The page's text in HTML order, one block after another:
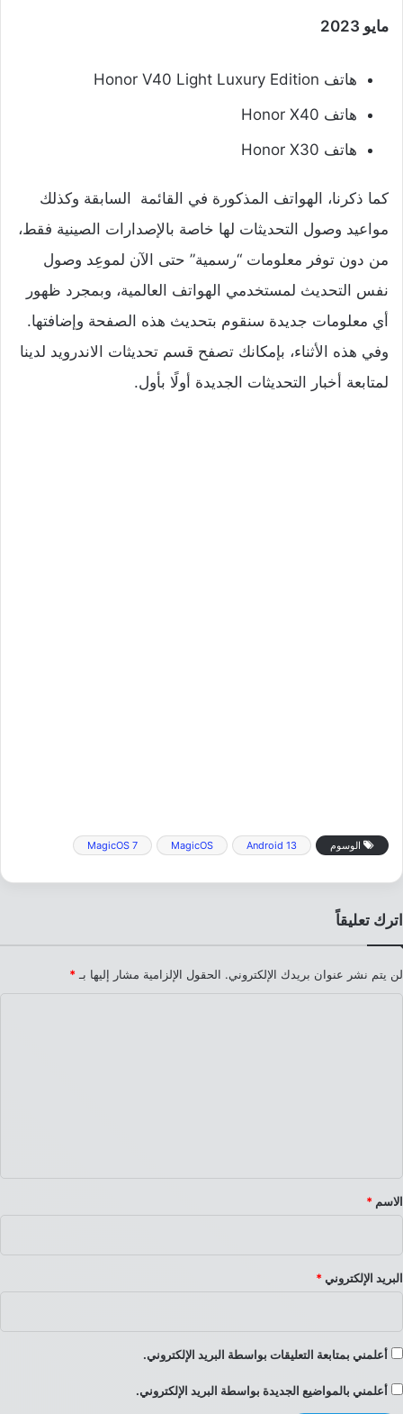
مايو 2023
هاتف Honor V40 Light Luxury Edition
هاتف Honor X40
هاتف Honor X30
كما ذكرنا، الهواتف المذكورة في القائمة السابقة وكذلك
مواعيد وصول التحديثات لها خاصة بالإصدارات الصينية فقط،
من دون توفر معلومات “رسمية” حتى الآن لموعِد وصول
نفس التحديث لمستخدمي الهواتف العالمية، وبمجرد ظهور
أي معلومات جديدة سنقوم بتحديث هذه الصفحة وإضافتها.
وفي هذه الأثناء، بإمكانك تصفح قسم تحديثات الاندرويد لدينا
لمتابعة أخبار التحديثات الجديدة أولًا بأول.
الوسوم Android 13
MagicOS
MagicOS 7
اترك تعليقاً
لن يتم نشر عنوان بريدك الإلكتروني. الحقول الإلزامية مشار إليها بـ *
*
الاسم *
البريد الإلكتروني *
أعلمني بمتابعة التعليقات بواسطة البريد الإلكتروني.
أعلمني بالمواضيع الجديدة بواسطة البريد الإلكتروني.